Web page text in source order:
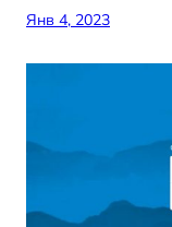
Янв 4, 2023